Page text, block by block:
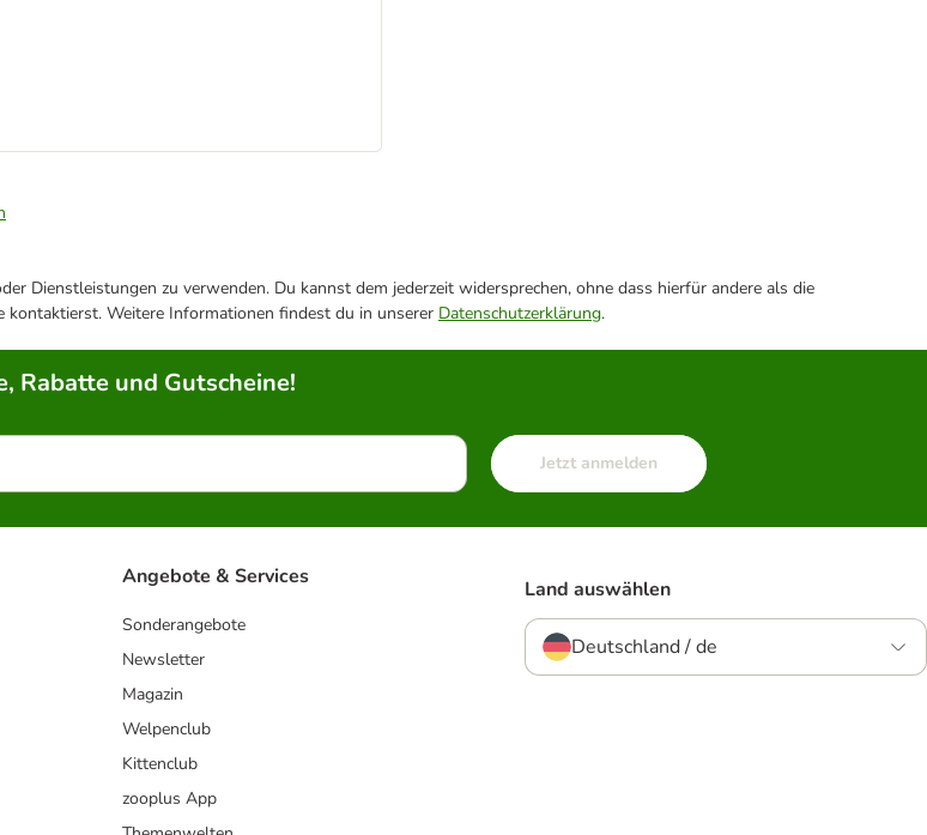
Dienstleistungen zu verwenden. Du kannst dem jederzeit widersprechen, ohne dass hierfür andere als die
kontaktierst. Weitere Informationen findest du in unserer Datenschutzerklärung.
Rabatte und Gutscheine!
Jetzt anmelden
Angebote & Services
Sonderangebote
Newsletter
Magazin
Welpenclub
Kittenclub
zooplus App
Land auswählen
Deutschland / de